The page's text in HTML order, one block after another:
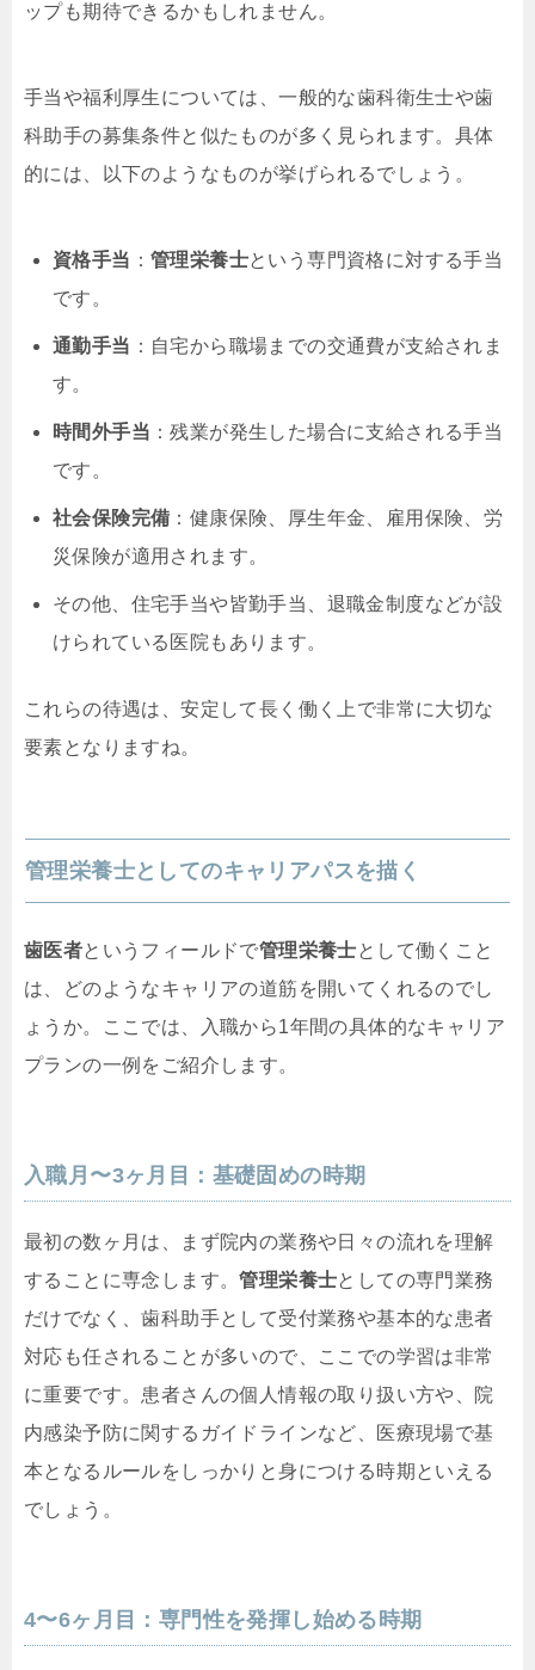
ップも期待できるかもしれません。
手当や福利厚生については、一般的な歯科衛生士や歯
科助手の募集条件と似たものが多く見られます。具体
的には、以下のようなものが挙げられるでしょう。
資格手当 ：管理栄養士という専門資格に対する手当
です。
通勤手当 ：自宅から職場までの交通費が支給されま
す。
時間外手当 ：残業が発生した場合に支給される手当
です。
社会保険完備 ：健康保険、厚生年金、雇用保険、労
災保険が適用されます。
その他、住宅手当や皆勤手当、退職金制度などが設
けられている医院もあります。
これらの待遇は、安定して長く働く上で非常に大切な
要素となりますね。
管理栄養士としてのキャリアパスを描く
歯医者というフィールドで管理栄養士として働くこと
は、どのようなキャリアの道筋を開いてくれるのでし
ょうか。ここでは、入職から1年間の具体的なキャリア
プランの一例をご紹介します。
入職月〜3ヶ月目：基礎固めの時期
最初の数ヶ月は、まず院内の業務や日々の流れを理解
することに専念します。管理栄養士としての専門業務
だけでなく、歯科助手として受付業務や基本的な患者
対応も任されることが多いので、ここでの学習は非常
に重要です。患者さんの個人情報の取り扱い方や、院
内感染予防に関するガイドラインなど、医療現場で基
本となるルールをしっかりと身につける時期といえる
でしょう。
4〜6ヶ月目：専門性を発揮し始める時期